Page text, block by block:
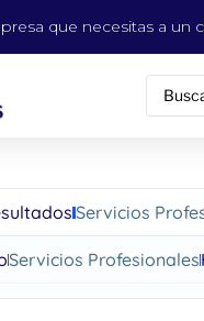
que necesitas a un
Servicios
Servicios Profesionales